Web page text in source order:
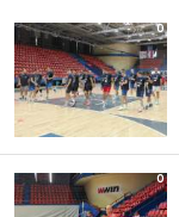
0
0